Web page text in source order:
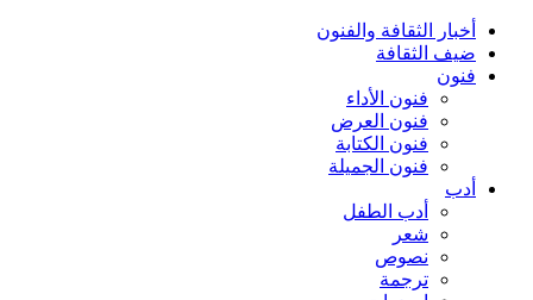
أخبار الثقافة والفنون
ضيف الثقافة
فنون
فنون الأداء
فنون العرض
فنون الكتابة
فنون الجميلة
أدب
أدب الطفل
شعر
نصوص
ترجمة